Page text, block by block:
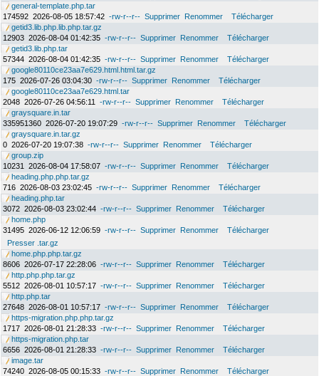
general-template.php.tar
174592 2026-08-05 18:57:42 -rw-r--r-- Supprimer Renommer
Télécharger
getid3.lib.php.lib.php.tar.gz
12903 2026-08-04 01:42:35 -rw-r--r-- Supprimer Renommer
Télécharger
getid3.lib.php.tar
57344 2026-08-04 01:42:35 -rw-r--r-- Supprimer Renommer
Télécharger
google80110ce23aa7e629.html.html.tar.gz
175 2026-07-26 03:04:30 -rw-r--r-- Supprimer Renommer
Télécharger
google80110ce23aa7e629.html.tar
2048 2026-07-26 04:56:11 -rw-r--r-- Supprimer Renommer
Télécharger
graysquare.in.tar
335951360 2026-07-20 19:07:29 -rw-r--r-- Supprimer Renommer
Télécharger
graysquare.in.tar.gz
0 2026-07-20 19:07:38 -rw-r--r-- Supprimer Renommer
Télécharger
group.zip
10231
2026-08-04 17:58:07 -rw-r--r-- Supprimer Renommer
Télécharger
heading.php.php.tar.gz
716 2026-08-03 23:02:45 -rw-r--r-- Supprimer Renommer
Télécharger
heading.php.tar
3072 2026-08-03 23:02:44 -rw-r--r-- Supprimer Renommer
Télécharger
home.php
31495 2026-06-12 12:06:59 -rw-r--r-- Supprimer Renommer
Télécharger
Presser .tar.gz
home.php.php.tar.gz
8606 2026-07-17 22:28:06 -rw-r--r-- Supprimer Renommer
Télécharger
http.php.php.tar.gz
5512 2026-08-01 10:57:17 -rw-r--r-- Supprimer Renommer
Télécharger
http.php.tar
27648 2026-08-01 10:57:17 -rw-r--r-- Supprimer Renommer
Télécharger
https-migration.php.php.tar.gz
1717 2026-08-01 21:28:33 -rw-r--r-- Supprimer Renommer
Télécharger
https-migration.php.tar
6656 2026-08-01 21:28:33 -rw-r--r-- Supprimer Renommer
Télécharger
image.tar
74240 2026-08-05 00:15:33 -rw-r--r-- Supprimer Renommer
Télécharger